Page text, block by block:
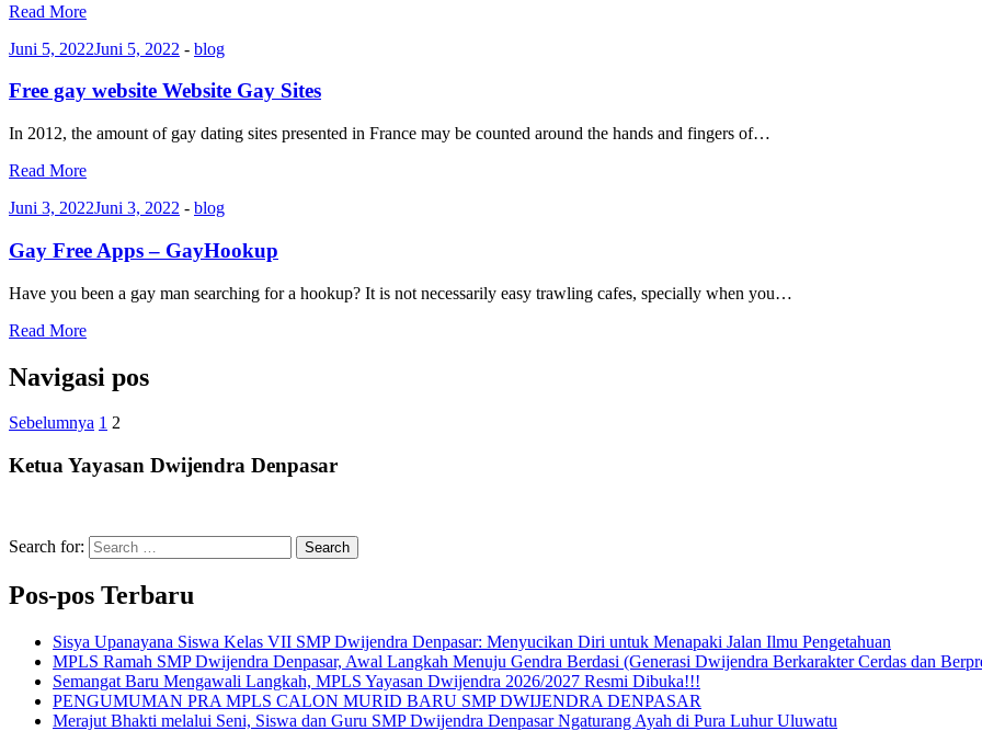
Read More
Juni 5, 2022Juni 5, 2022 - blog
Free gay website Website Gay Sites
In 2012, the amount of gay dating sites presented in France may be counted around the hands and fingers of…
Read More
Juni 3, 2022Juni 3, 2022 - blog
Gay Free Apps – GayHookup
Have you been a gay man searching for a hookup? It is not necessarily easy trawling cafes, specially when you…
Read More
Navigasi pos
Sebelumnya 1 2
Ketua Yayasan Dwijendra Denpasar
Search for: Search
Pos-pos Terbaru
Sisya Upanayana Siswa Kelas VII SMP Dwijendra Denpasar: Menyucikan Diri untuk Menapaki Jalan Ilmu Pengetahuan
MPLS Ramah SMP Dwijendra Denpasar, Awal Langkah Menuju Gendra Berdasi (Generasi Dwijendra Berkarakter Cerdas dan
Semangat Baru Mengawali Langkah, MPLS Yayasan Dwijendra 2026/2027 Resmi Dibuka!!!
PENGUMUMAN PRA MPLS CALON MURID BARU SMP DWIJENDRA DENPASAR
Merajut Bhakti melalui Seni, Siswa dan Guru SMP Dwijendra Denpasar Ngaturang Ayah di Pura Luhur Uluwatu